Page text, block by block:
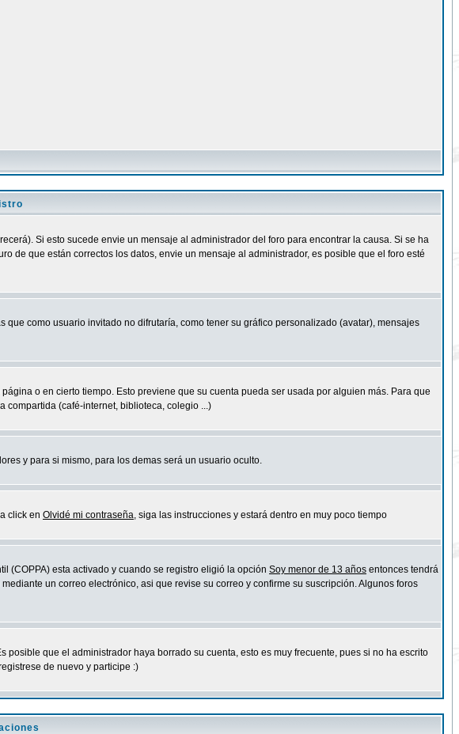
Si esto sucede envie un mensaje al administrador del foro para encontrar la causa. Si se ha
de que están correctos los datos, envie un mensaje al administrador, es posible que el foro esté
como usuario invitado no difrutaría, como tener su gráfico personalizado (avatar), mensajes
o en cierto tiempo. Esto previene que su cuenta pueda ser usada por alguien más. Para que
compartida (café-internet, biblioteca, colegio ...)
y para si mismo, para los demas será un usuario oculto.
click en Olvidé mi contraseña, siga las instrucciones y estará dentro en muy poco tiempo
(COPPA) esta activado y cuando se registro eligió la opción Soy menor de 13 años entonces tendrá
un correo electrónico, asi que revise su correo y confirme su suscripción. Algunos foros
que el administrador haya borrado su cuenta, esto es muy frecuente, pues si no ha escrito
de nuevo y participe :)